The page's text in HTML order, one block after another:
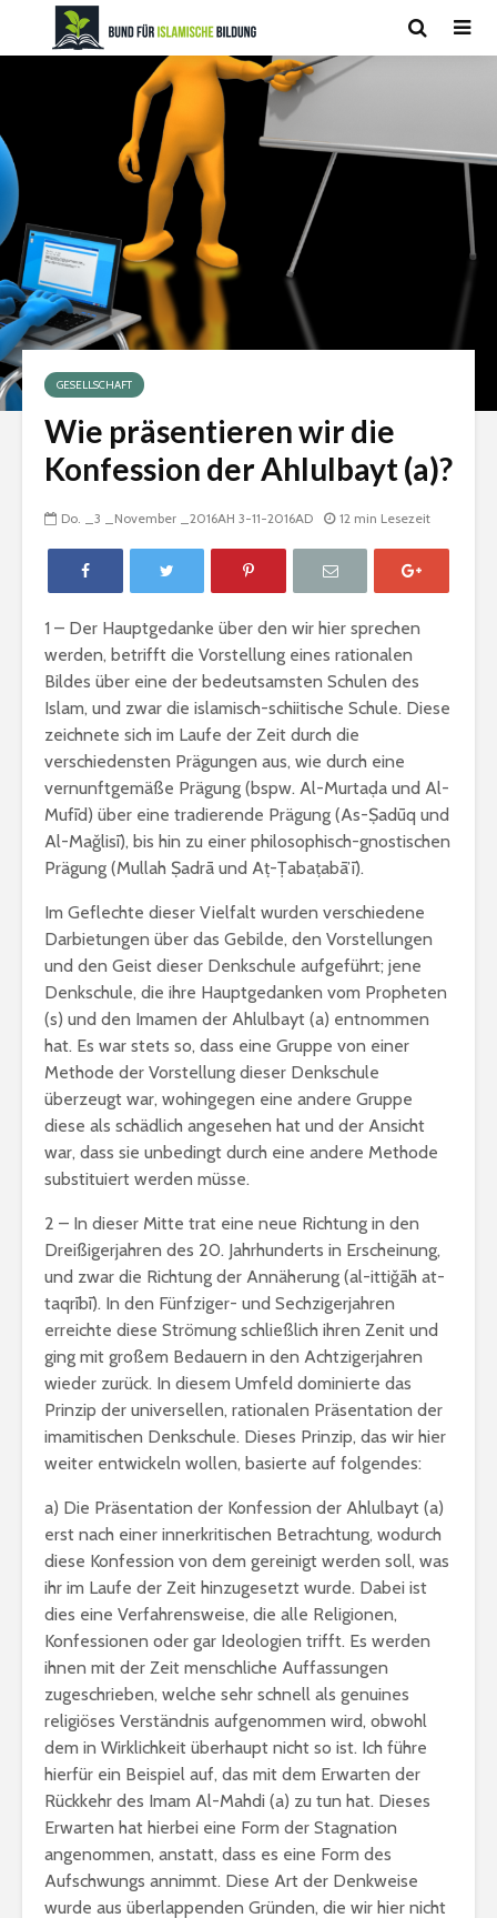
GESELLSCHAFT
Wie präsentieren wir die
Konfession der Ahlulbayt (a)?
Do. _3 _November _2016AH 3-11-2016AD 12 min Lesezeit
1 – Der Hauptgedanke über den wir hier sprechen
werden, betrifft die Vorstellung eines rationalen
Bildes über eine der bedeutsamsten Schulen des
Islam, und zwar die islamisch-schiitische Schule. Diese
zeichnete sich im Laufe der Zeit durch die
verschiedensten Prägungen aus, wie durch eine
vernunftgemäße Prägung (bspw. Al-Murtaḍa und Al-
Mufīd) über eine tradierende Prägung (As-Ṣadūq und
Al-Maǧlisī), bis hin zu einer philosophisch-gnostischen
Prägung (Mullah Ṣadrā und Aṭ-Ṭabaṭabā’ī).
Im Geflechte dieser Vielfalt wurden verschiedene
Darbietungen über das Gebilde, den Vorstellungen
und den Geist dieser Denkschule aufgeführt; jene
Denkschule, die ihre Hauptgedanken vom Propheten
(s) und den Imamen der Ahlulbayt (a) entnommen
hat. Es war stets so, dass eine Gruppe von einer
Methode der Vorstellung dieser Denkschule
überzeugt war, wohingegen eine andere Gruppe
diese als schädlich angesehen hat und der Ansicht
war, dass sie unbedingt durch eine andere Methode
substituiert werden müsse.
2 – In dieser Mitte trat eine neue Richtung in den
Dreißigerjahren des 20. Jahrhunderts in Erscheinung,
und zwar die Richtung der Annäherung (al-ittiǧāh at-
taqrībī). In den Fünfziger- und Sechzigerjahren
erreichte diese Strömung schließlich ihren Zenit und
ging mit großem Bedauern in den Achtzigerjahren
wieder zurück. In diesem Umfeld dominierte das
Prinzip der universellen, rationalen Präsentation der
imamitischen Denkschule. Dieses Prinzip, das wir hier
weiter entwickeln wollen, basierte auf folgendes:
a) Die Präsentation der Konfession der Ahlulbayt (a)
erst nach einer innerkritischen Betrachtung, wodurch
diese Konfession von dem gereinigt werden soll, was
ihr im Laufe der Zeit hinzugesetzt wurde. Dabei ist
dies eine Verfahrensweise, die alle Religionen,
Konfessionen oder gar Ideologien trifft. Es werden
ihnen mit der Zeit menschliche Auffassungen
zugeschrieben, welche sehr schnell als genuines
religiöses Verständnis aufgenommen wird, obwohl
dem in Wirklichkeit überhaupt nicht so ist. Ich führe
hierfür ein Beispiel auf, das mit dem Erwarten der
Rückkehr des Imam Al-Mahdi (a) zu tun hat. Dieses
Erwarten hat hierbei eine Form der Stagnation
angenommen, anstatt, dass es eine Form des
Aufschwungs annimmt. Diese Art der Denkweise
wurde aus überlappenden Gründen, die wir hier nicht
Gratulation: „Die
Liebe ist
Fastenregeln
Jahrekalender 2017
/ 1438-39
Wie